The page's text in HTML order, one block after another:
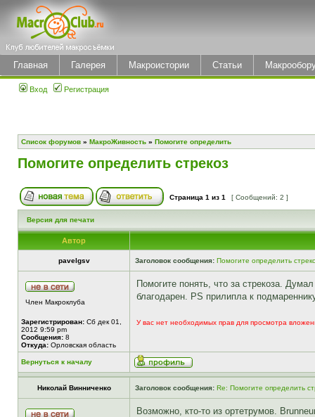
Главная Галерея Макроистории Статьи
Вход Регистрация
Список форумов » МакроЖивность » Помогите определить
Помогите определить стрекоз
Страница 1 из 1 [ Сообщений: 2 ]
Версия для печати
Автор
pavelgsv Заголовок сообщения: Помогите определить
Член Макроклуба
Зарегистрирован: Сб дек 01,
2012 9:59 pm
Сообщения: 8
Откуда: Орловская область
Помогите понять, что за стрекоза.
благодарен. PS прилипла к
У вас нет необходимых прав для просмотра
Вернуться к началу
Николай Винниченко Заголовок сообщения: Re: Помогите определить
Возможно, кто-то из ортетрумов.